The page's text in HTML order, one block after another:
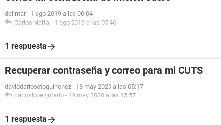
delimar - 1 ago 2019 a las 00:04
Carlos-vialfa - 1 ago 2019 a las 05:46
1 respuesta
Recuperar contraseña y correo para mi CUTS
daviddariosotoquinonez - 18 may 2020 a las 05:17
carloslopezjurado - 19 may 2020 a las 15:57
1 respuesta